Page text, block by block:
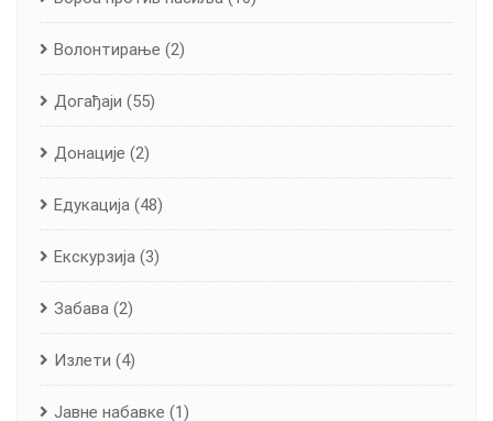
Волонтирање (2)
Догађаји (55)
Донације (2)
Едукација (48)
Екскурзија (3)
Забава (2)
Излети (4)
Јавне набавке (1)